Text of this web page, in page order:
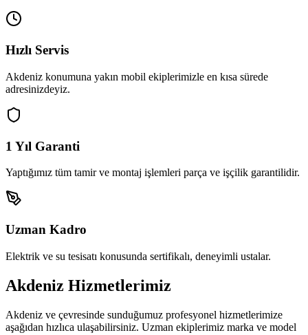
Hızlı Servis
Akdeniz konumuna yakın mobil ekiplerimizle en kısa sürede
adresinizdeyiz.
1 Yıl Garanti
Yaptığımız tüm tamir ve montaj işlemleri parça ve işçilik garantilidir.
Uzman Kadro
Elektrik ve su tesisatı konusunda sertifikalı, deneyimli ustalar.
Akdeniz Hizmetlerimiz
Akdeniz ve çevresinde sunduğumuz profesyonel hizmetlerimize
aşağıdan hızlıca ulaşabilirsiniz. Uzman ekiplerimiz marka ve model